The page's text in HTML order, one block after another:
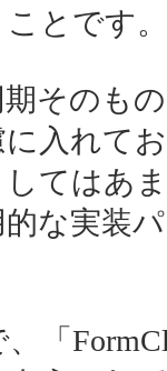
ことです。
そのも
入れて
てはあ
な実装
「